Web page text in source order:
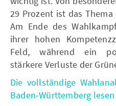
29 Prozent ist das
Am Ende des
ihrer hohen
Feld, während ein
stärkere Verluste der
Die vollständige
Baden-Württemberg